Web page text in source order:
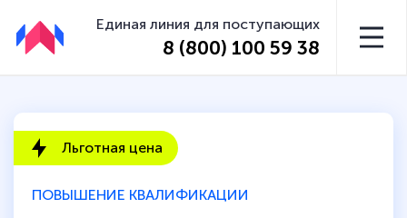
Единая линия для поступающих
8 (800) 100 59 38
ПОВЫШЕНИЕ КВАЛИФИКАЦИИ
Льготная цена